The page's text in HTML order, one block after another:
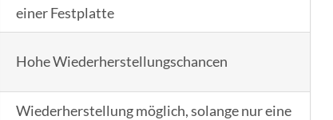
einer Festplatte
Hohe Wiederherstellungschancen
Wiederherstellung möglich, solange nur eine